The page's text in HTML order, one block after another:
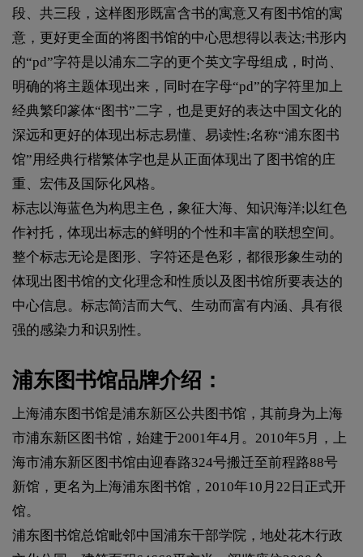
段、共三段，这样图形既富含书的寓意又有图书馆的寓
意，更好更全面的将图书馆的中心思想得以表达;书形内
的“pd”字符是以浦东二字的更个英文字母组成，时尚、
明确的将主题体现出来，同时在字母“pd”的字符里加上
经典繁印篆体“图书”二字，也是更好的表达中国文化的
深远和更好的体现出标志易懂、易读性;名称“浦东图书
馆”用经典行楷繁体字也是从正面体现出了图书馆的庄
重、宏伟及国际化风格。
标志以海蓝色为构思主色，象征大海、知识海洋;以红色
作衬托，体现出标志的鲜明的个性和丰富的联想空间。
整个标志无论是图形、字符还是色彩，都很形象生动的
体现出图书馆的文化理念和性质以及图书馆所要表达的
中心信息。标志简洁而大气、生动而富有内涵、具有很
强的感染力和识别性。
浦东图书馆品牌介绍：
上海浦东图书馆是浦东新区公共图书馆，其前身为上海
市浦东新区图书馆，始建于2001年4月。2010年5月，上
海市浦东新区图书馆由迎春路324号搬迁至前程路88号
新馆，更名为上海浦东图书馆，2010年10月22日正式开
馆。
浦东图书馆总馆毗邻中国浦东干部学院，地处花木行政